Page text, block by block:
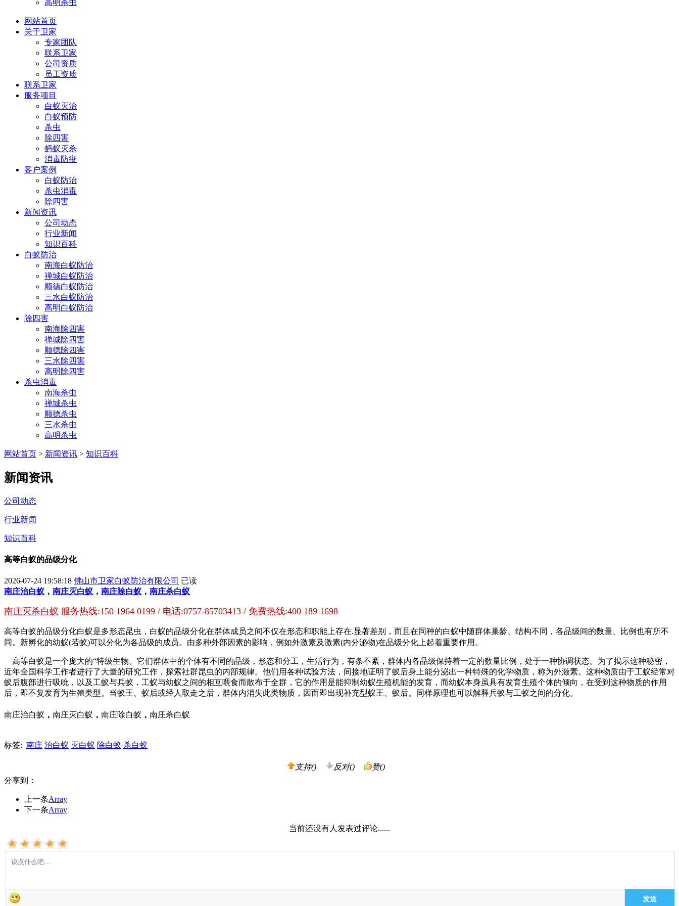
高明杀虫
网站首页
关于卫家
专家团队
联系卫家
公司资质
员工资质
联系卫家
服务项目
白蚁灭治
白蚁预防
杀虫
除四害
蚂蚁灭杀
消毒防疫
客户案例
白蚁防治
杀虫消毒
除四害
新闻资讯
公司动态
行业新闻
知识百科
白蚁防治
南海白蚁防治
禅城白蚁防治
顺德白蚁防治
三水白蚁防治
高明白蚁防治
除四害
南海除四害
禅城除四害
顺德除四害
三水除四害
高明除四害
杀虫消毒
南海杀虫
禅城杀虫
顺德杀虫
三水杀虫
高明杀虫
网站首页 > 新闻资讯 > 知识百科
新闻资讯
公司动态
行业新闻
知识百科
高等白蚁的品级分化
2026-07-24 19:58:18 佛山市卫家白蚁防治有限公司 已读
南庄治白蚁 ， 南庄灭白蚁 ， 南庄除白蚁 ， 南庄杀白蚁
南庄灭杀白蚁 服务热线:150 1964 0199 / 电话:0757-85703413 / 免费热线:400 189 1698
高等白蚁的品级分化白蚁是多形态昆虫，白蚁的品级分化在群体成员之间不仅在形态和职能上存在.显著差别，而且在同种的白蚁中随群体巢龄、结构不同，各品级间的数量、比例也有所不
同。 新孵化的幼蚁(若蚁)可以分化为各品级的成员。由多种外部因素的影响，例如外激素及激素(内分泌物)在品级分化上起着重要作用。
高等白蚁是一个庞大的“特级生物。它们群体中的个体有不同的品级，形态和分工，生活行为，有条不紊，群体内各品级保持着一定的数量比例，处于一种协调状态。为了揭示这种秘密，
近年全国科学工作者进行了大量的研究工作，探索社群昆虫的内部规律。他们用各种试验方法，间接地证明了蚁后身上能分泌出一种特殊的化学物质，称为外激素。这种物质由于工蚁经常对
蚁后腹部进行吸吮，以及工蚁与兵蚁，工蚁与幼蚁之间的相互喂食而散布于全群，它的作用是能抑制幼蚁生殖机能的发育，而幼蚁本身虽具有发育生殖个体的倾向，在受到这种物质的作用
后，即不复发育为生殖类型。当蚁王、蚁后或经人取走之后，群体内消失此类物质，因而即出现补充型蚁王、蚁后。同样原理也可以解释兵蚁与工蚁之间的分化。
南庄治白蚁 ， 南庄灭白蚁 ， 南庄除白蚁 ， 南庄杀白蚁
标签: 南庄 治白蚁 灭白蚁 除白蚁 杀白蚁
支持() 反对() 赞()
分享到：
上一条Array
下一条Array
当前还没有人发表过评论......
发送